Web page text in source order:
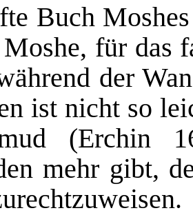
Buch
für das
der
ist nicht so
(Erchin
mehr gibt,